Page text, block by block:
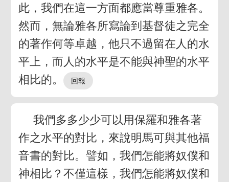
此，我們在這一方面都應當尊重雅各。
然而，無論雅各所寫論到基督徒之完全
的著作何等卓越，他只不過留在人的水
平上，而人的水平是不能與神聖的水平
相比的。
我們多多少少可以用保羅和雅各著
作之水平的對比，來說明馬可與其他福
音書的對比。譬如，我們怎能將奴僕和
神相比？不僅這樣，我們怎能將奴僕和